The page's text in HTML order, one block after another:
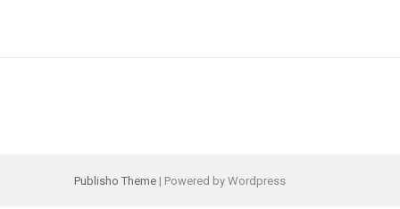
Publisho Theme | Powered by Wordpress